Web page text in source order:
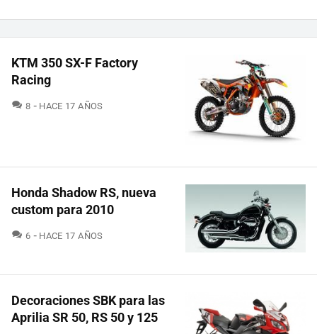
KTM 350 SX-F Factory
Racing
8 COMENTARIOS
HACE 17 AÑOS
Honda Shadow RS, nueva
custom para 2010
6 COMENTARIOS
HACE 17 AÑOS
Decoraciones SBK para las
Aprilia SR 50, RS 50 y 125